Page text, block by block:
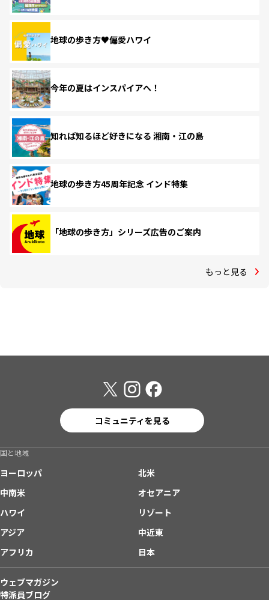
地球の歩き方♥偏愛ハワイ
今年の夏はインスパイアへ！
知れば知るほど好きになる 湘南・江の島
地球の歩き方45周年記念 インド特集
「地球の歩き方」シリーズ広告のご案内
もっと見る
コミュニティを見る
国と地域
ヨーロッパ
北米
中南米
オセアニア
ハワイ
リゾート
アジア
中近東
アフリカ
日本
ウェブマガジン
特派員ブログ